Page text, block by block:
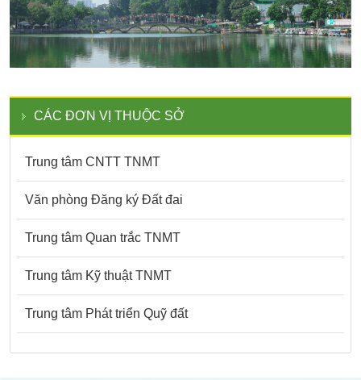
CÁC ĐƠN VỊ THUỘC SỞ
Trung tâm CNTT TNMT
Văn phòng Đăng ký Đất đai
Trung tâm Quan trắc TNMT
Trung tâm Kỹ thuật TNMT
Trung tâm Phát triển Quỹ đất